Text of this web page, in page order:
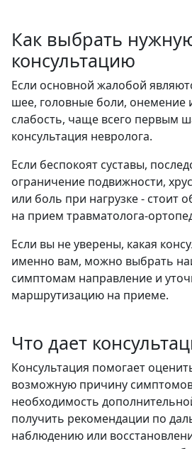
Как выбрать
консультацию
Если основной жалобой
шее, головные боли,
слабость, чаще всего первым
консультация невролога.
Если беспокоят суставы,
ограничение подвижности,
или боль при нагрузке - стоит
на прием травматолога-
Если вы не уверены, какая
именно вам, можно выбрать
симптомам направление и
маршрутизацию на приеме.
Что дает
Консультация помогает
возможную причину
необходимость
получить рекомендации по
наблюдению или